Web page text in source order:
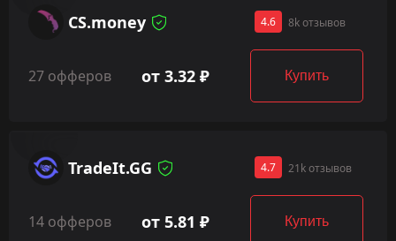
CS.money 4.6 8k отзывов
27 офферов от 3.32 ₽ Купить
TradeIt.GG 4.7 21k отзывов
14 офферов от 5.81 ₽ Купить